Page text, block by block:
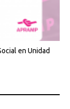
en Unidad